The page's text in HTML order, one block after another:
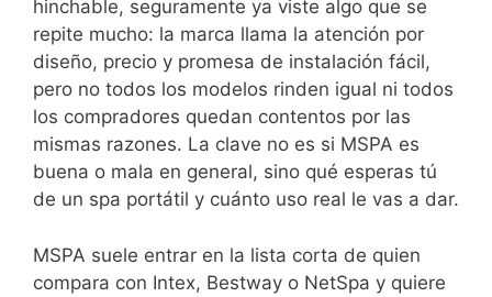
hinchable, seguramente ya viste algo que se
repite mucho: la marca llama la atención por
diseño, precio y promesa de instalación fácil,
pero no todos los modelos rinden igual ni todos
los compradores quedan contentos por las
mismas razones. La clave no es si MSPA es
buena o mala en general, sino qué esperas tú
de un spa portátil y cuánto uso real le vas a dar.
MSPA suele entrar en la lista corta de quien
compara con Intex, Bestway o NetSpa y quiere